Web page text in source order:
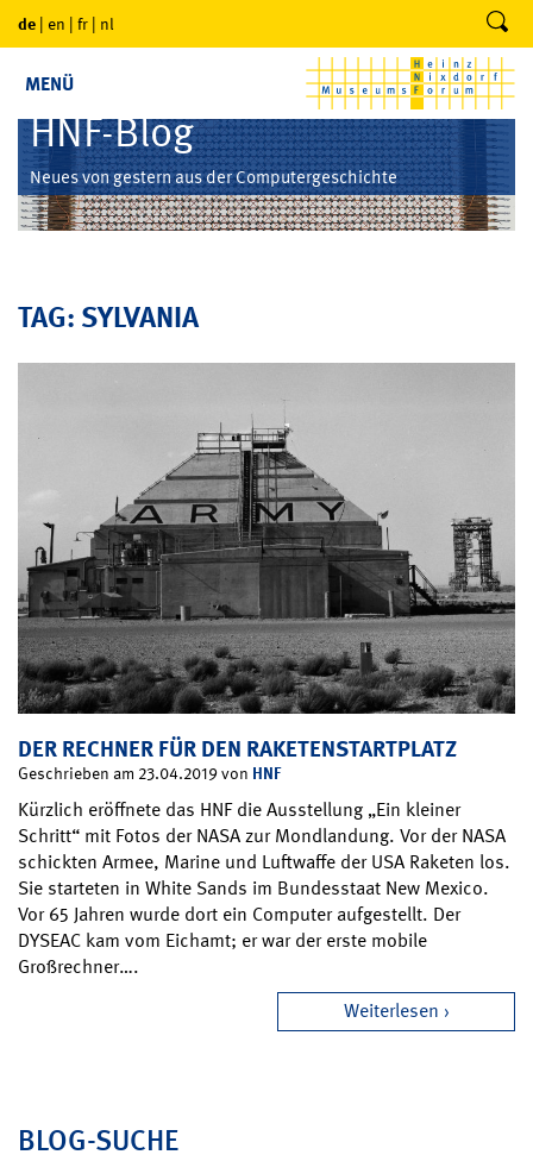
de | en | fr | nl
MENÜ
HNF-Blog
Neues von gestern aus der Computergeschichte
TAG: SYLVANIA
DER RECHNER FÜR DEN RAKETENSTARTPLATZ
Geschrieben am 23.04.2019 von HNF
Kürzlich eröffnete das HNF die Ausstellung „Ein kleiner
Schritt“ mit Fotos der NASA zur Mondlandung. Vor der NASA
schickten Armee, Marine und Luftwaffe der USA Raketen los.
Sie starteten in White Sands im Bundesstaat New Mexico.
Vor 65 Jahren wurde dort ein Computer aufgestellt. Der
DYSEAC kam vom Eichamt; er war der erste mobile
Großrechner….
Weiterlesen
BLOG-SUCHE